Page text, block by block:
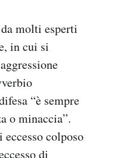
molti esperti
in cui si
“è sempre
o minaccia”.
colposo
di